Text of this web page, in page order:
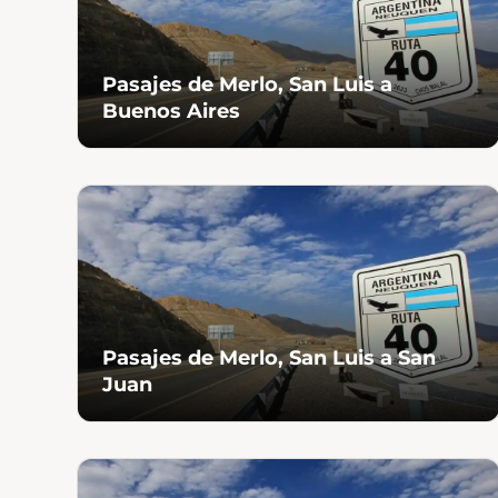
Pasajes de Merlo, San Luis a
Buenos Aires
Pasajes de Merlo, San Luis a San
Juan